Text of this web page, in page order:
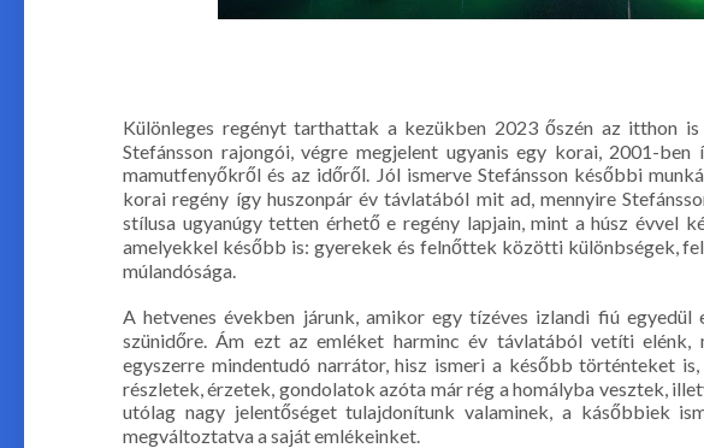
Különleges regényt tarthattak a kezükben 2023 őszén az itthon
Stefánsson rajongói, végre megjelent ugyanis egy korai, 2001-
mamutfenyőkről és az időről. Jól ismerve Stefánsson későbbi
korai regény így huszonpár év távlatából mit ad, mennyire
stílusa ugyanúgy tetten érhető e regény lapjain, mint a húsz évvel
amelyekkel később is: gyerekek és felnőttek közötti különbségek,
múlandósága.
A hetvenes években járunk, amikor egy tízéves izlandi fiú egyedül
szünidőre. Ám ezt az emléket harminc év távlatából vetíti elénk,
egyszerre mindentudó narrátor, hisz ismeri a később történteket
részletek, érzetek, gondolatok azóta már rég a homályba vesztek,
utólag nagy jelentőséget tulajdonítunk valaminek, a kásőbbiek
megváltoztatva a saját emlékeinket.